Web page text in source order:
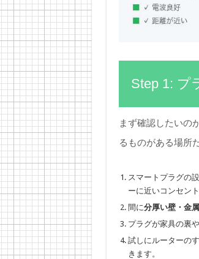
Step 1: プ
まず確認したいのが
るものがある場所
スマートプラグの
ーに近いコンセン
間に分厚い壁・金
プラグが家具の裏
試しにルーターの
きます。